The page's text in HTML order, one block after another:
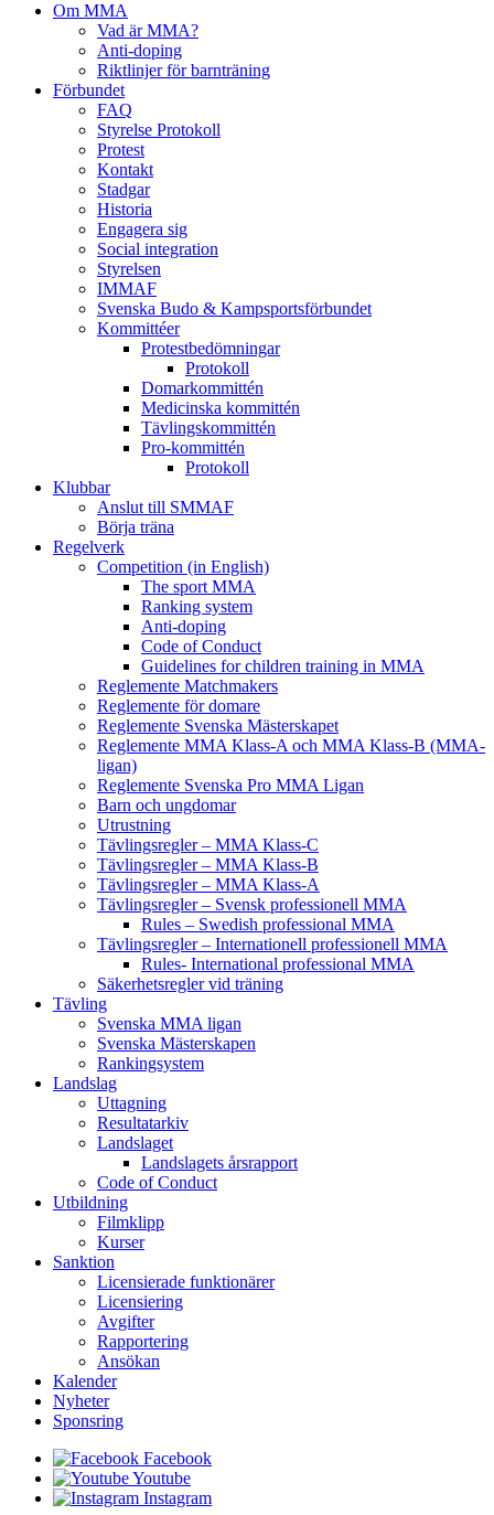
Om MMA
Vad är MMA?
Anti-doping
Riktlinjer för barnträning
Förbundet
FAQ
Styrelse Protokoll
Protest
Kontakt
Stadgar
Historia
Engagera sig
Social integration
Styrelsen
IMMAF
Svenska Budo & Kampsportsförbundet
Kommittéer
Protestbedömningar
Protokoll
Domarkommittén
Medicinska kommittén
Tävlingskommittén
Pro-kommittén
Protokoll
Klubbar
Anslut till SMMAF
Börja träna
Regelverk
Competition (in English)
The sport MMA
Ranking system
Anti-doping
Code of Conduct
Guidelines for children training in MMA
Reglemente Matchmakers
Reglemente för domare
Reglemente Svenska Mästerskapet
Reglemente MMA Klass-A och MMA Klass-B (MMA-
ligan)
Reglemente Svenska Pro MMA Ligan
Barn och ungdomar
Utrustning
Tävlingsregler – MMA Klass-C
Tävlingsregler – MMA Klass-B
Tävlingsregler – MMA Klass-A
Tävlingsregler – Svensk professionell MMA
Rules – Swedish professional MMA
Tävlingsregler – Internationell professionell MMA
Rules- International professional MMA
Säkerhetsregler vid träning
Tävling
Svenska MMA ligan
Svenska Mästerskapen
Rankingsystem
Landslag
Uttagning
Resultatarkiv
Landslaget
Landslagets årsrapport
Code of Conduct
Utbildning
Filmklipp
Kurser
Sanktion
Licensierade funktionärer
Licensiering
Avgifter
Rapportering
Ansökan
Kalender
Nyheter
Sponsring
Facebook
Youtube
Instagram